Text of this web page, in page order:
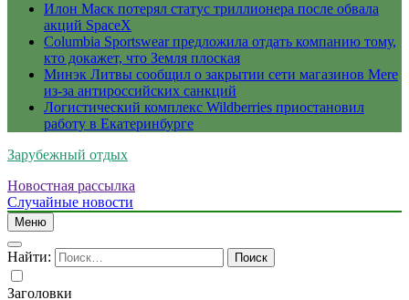
Илон Маск потерял статус триллионера после обвала
акций SpaceX
Columbia Sportswear предложила отдать компанию тому,
кто докажет, что Земля плоская
Минэк Литвы сообщил о закрытии сети магазинов Mere
из-за антироссийских санкций
Логистический комплекс Wildberries приостановил
работу в Екатеринбурге
Зарубежный отдых
Новостная рассылка
Случайные новости
Меню
Найти:
Заголовки